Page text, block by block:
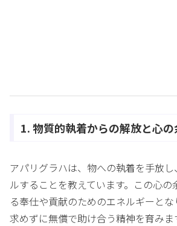
1. 物質的執着からの解放と心
アパリグラハは、物への執着を手放
ルすることを教えています。この心
る奉仕や貢献のためのエネルギーと
求めずに無償で助け合う精神を育みま